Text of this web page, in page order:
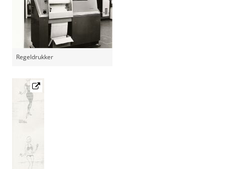
Regeldrukker